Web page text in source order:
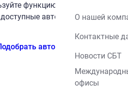
О нашей
Контактные
Новости СБТ
офисы
функцию поиска, чтобы
автомобили.
автомобиль